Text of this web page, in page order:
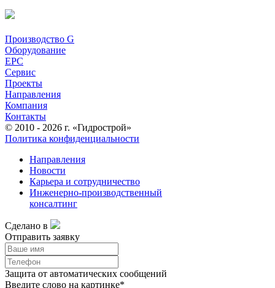
Производство G
Оборудование
EPC
Сервис
Проекты
Направления
Компания
Контакты
© 2010 - 2026 г. «Гидрострой»
Политика конфиденциальности
Направления
Новости
Карьера и сотрудничество
Инженерно-производственный
консалтинг
Сделано в
Отправить заявку
Защита от автоматических сообщений
Введите слово на картинке*